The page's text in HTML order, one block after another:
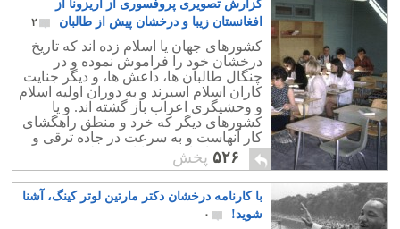
گزارش تصویری پروفسوری از آریزونا از
افغانستان زیبا و درخشان پیش از طالبان
۲
کشورهای جهان یا اسلام زده اند که تاریخ
درخشان خود را فراموش نموده و در
چنگال طالبان ها، داعش ها، و دیگر جنایت
کاران اسلام اسیرند و به دوران اولیه اسلام
و وحشیگری اعراب باز گشته اند. و یا
کشورهای دیگر که خرد و منطق راهگشای
کار آنهاست و به سرعت در جاده ترقی و
پیشرفت افتاده و شتابان به جلو می روند.
۵۲۶ پخش
با کارنامه درخشان دکتر مارتین لوتر کینگ، آشنا
شوید!
۰